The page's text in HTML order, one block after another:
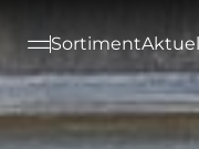
Sortiment